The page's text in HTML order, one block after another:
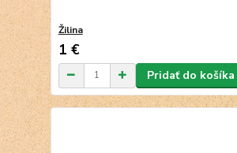
Žilina
1 €
Pridať do košíka